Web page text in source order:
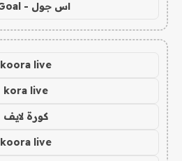
اس جول - AS Goal
koora live
kora live
كورة لايف
koora live